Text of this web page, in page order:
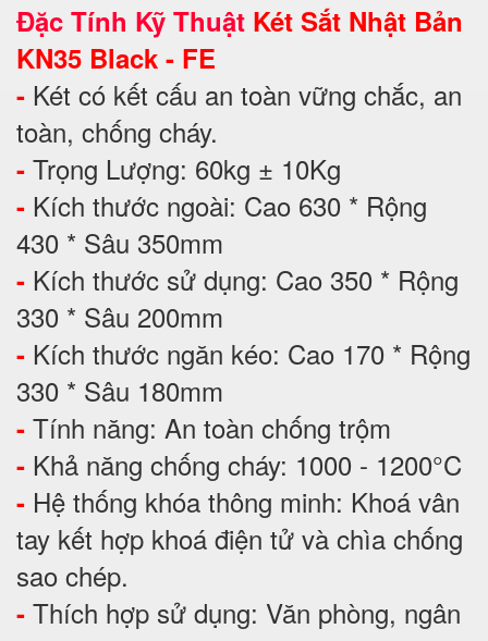
Đặc Tính Kỹ Thuật Két Sắt Nhật Bản
KN35 Black - FE
- Két có kết cấu an toàn vững chắc, an
toàn, chống cháy.
- Trọng Lượng: 60kg ± 10Kg
- Kích thước ngoài: Cao 630 * Rộng
430 * Sâu 350mm
- Kích thước sử dụng: Cao 350 * Rộng
330 * Sâu 200mm
- Kích thước ngăn kéo: Cao 170 * Rộng
330 * Sâu 180mm
- Tính năng: An toàn chống trộm
- Khả năng chống cháy: 1000 - 1200°C
- Hệ thống khóa thông minh: Khoá vân
tay kết hợp khoá điện tử và chìa chống
sao chép.
- Thích hợp sử dụng: Văn phòng, ngân